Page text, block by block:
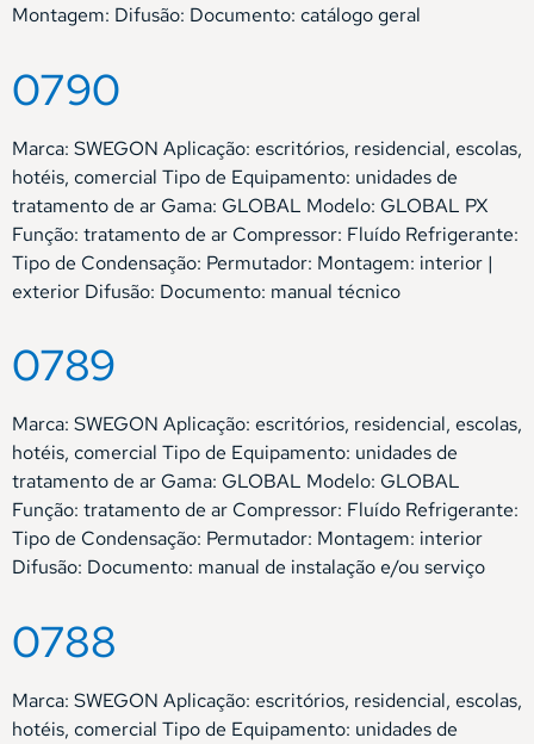
Montagem: Difusão: Documento: catálogo geral
0790
Marca: SWEGON Aplicação: escritórios, residencial, escolas,
hotéis, comercial Tipo de Equipamento: unidades de
tratamento de ar Gama: GLOBAL Modelo: GLOBAL PX
Função: tratamento de ar Compressor: Fluído Refrigerante:
Tipo de Condensação: Permutador: Montagem: interior |
exterior Difusão: Documento: manual técnico
0789
Marca: SWEGON Aplicação: escritórios, residencial, escolas,
hotéis, comercial Tipo de Equipamento: unidades de
tratamento de ar Gama: GLOBAL Modelo: GLOBAL
Função: tratamento de ar Compressor: Fluído Refrigerante:
Tipo de Condensação: Permutador: Montagem: interior
Difusão: Documento: manual de instalação e/ou serviço
0788
Marca: SWEGON Aplicação: escritórios, residencial, escolas,
hotéis, comercial Tipo de Equipamento: unidades de